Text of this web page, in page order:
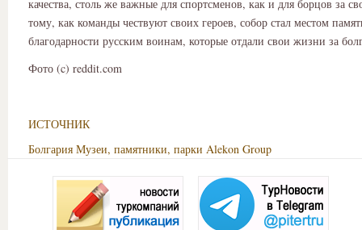
качества, столь же важные для спортсменов, как и для борцов за
тому, как команды чествуют своих героев, собор стал местом
благодарности русским воинам, которые отдали свои жизни за
Фото (c) reddit.com
ИСТОЧНИК
Болгария Музеи, памятники, парки Alekon Group